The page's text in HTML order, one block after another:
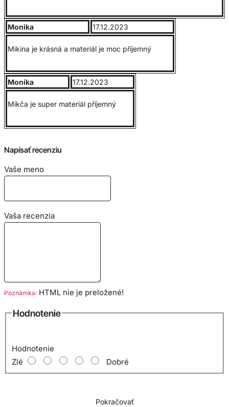
Vo farbe legion blue sa mikiny dodávajú len do veľkosti 3XL
Monika 17.12.2023
Mikina je krásná a materiál je moc příjemný
Monika 17.12.2023
Mikča je super materiál příjemný
Napísať recenziu
Vaše meno
Vaša recenzia
Poznámka: HTML nie je preložené!
Hodnotenie
Hodnotenie
Zlé
Dobré
Pokračovať